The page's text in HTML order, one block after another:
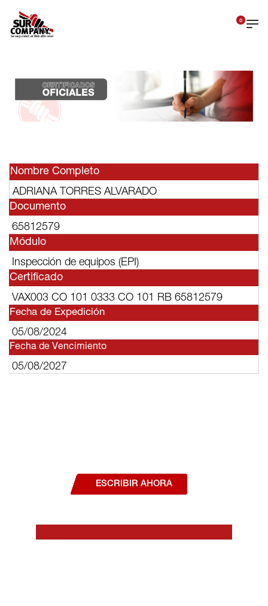
0
Nombre Completo
ADRIANA TORRES ALVARADO
Documento
65812579
Módulo
Inspección de equipos (EPI)
Certificado
VAX003 CO 101 0333 CO 101 RB 65812579
Fecha de Expedición
05/08/2024
Fecha de Vencimiento
05/08/2027
ESCRIBIR AHORA